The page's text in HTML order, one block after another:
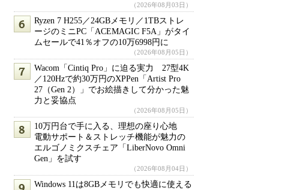
（2026年08月03日）
Ryzen 7 H255／24GBメモリ／1TBストレ
ージのミニPC「ACEMAGIC F5A」がタイ
ムセールで41％オフの10万6998円に
（2026年08月05日）
Wacom「Cintiq Pro」に迫る実力 27型4K
／120Hzで約30万円のXPPen「Artist Pro
27（Gen 2）」でお絵描きして分かった魅
力と妥協点
（2026年08月05日）
10万円台で手に入る、理想の座り心地
電動サポート＆ストレッチ機能が魅力の
エルゴノミクスチェア「LiberNovo Omni
Gen」を試す
（2026年08月04日）
Windows 11は8GBメモリでも快適に使える